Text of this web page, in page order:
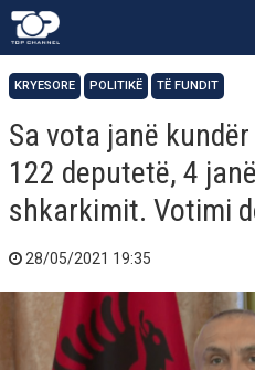
KRYESORE POLITIKË TË FUNDIT
Sa vota janë
122 deputetë, 4
shkarkimit. Votimi
28/05/2021 19:35